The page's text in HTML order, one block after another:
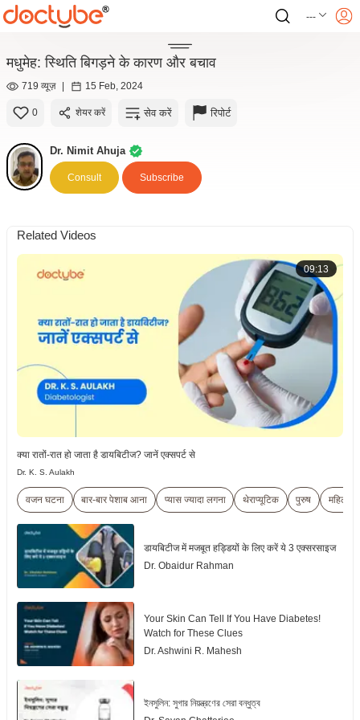
---
मधुमेह: स्थिति बिगड़ने के कारण और बचाव
719 व्यूज़ | 15 Feb, 2024
0 शेयर करें सेव करें रिपोर्ट
Dr. Nimit Ahuja
Consult Subscribe
Related Videos
09:13
क्या रातों-रात हो जाता है डायबिटीज? जानें एक्सपर्ट से
Dr. K. S. Aulakh
वजन घटना बार-बार पेशाब आना प्यास ज्यादा लगना थेराप्यूटिक पुरुष महिला
डायबिटीज में मजबूत हड्डियों के लिए करें ये 3 एक्सरसाइज
Dr. Obaidur Rahman
Your Skin Can Tell If You Have Diabetes!
Watch for These Clues
Dr. Ashwini R. Mahesh
ইনসুলিন: সুগার নিয়ন্ত্রণের সেরা বন্ধুত্ব